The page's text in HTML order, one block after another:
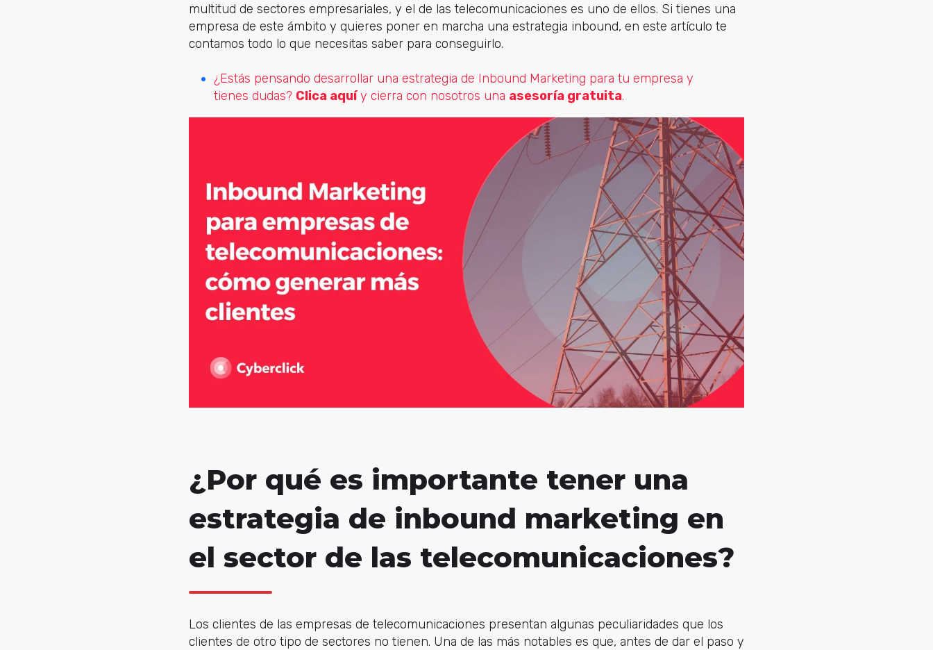
multitud de sectores empresariales, y el de las telecomunicaciones es uno de ellos. Si tienes una
empresa de este ámbito y quieres poner en marcha una estrategia inbound, en este artículo te
contamos todo lo que necesitas saber para conseguirlo.
¿Estás pensando desarrollar una estrategia de Inbound Marketing para tu empresa y
tienes dudas? Clica aquíy cierra con nosotros una asesoría gratuita.
¿Por qué es importante tener una
estrategia de inbound marketing en
el sector de las telecomunicaciones?
Los clientes de las empresas de telecomunicaciones presentan algunas peculiaridades que los
clientes de otro tipo de sectores no tienen. Una de las más notables es que, antes de dar el paso y